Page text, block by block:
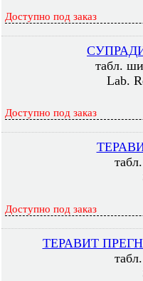
Доступно под заказ
табл.
Lab.
Доступно под заказ
Доступно под заказ
ТЕРАВИТ